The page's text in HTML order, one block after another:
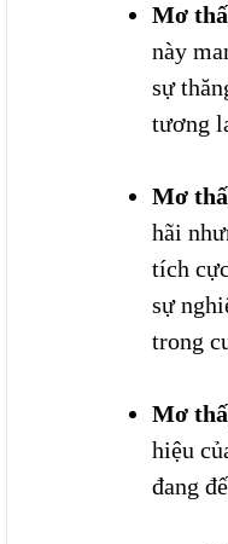
Mơ
này
sự
tương
Mơ
hãi
tích
sự
trong
Mơ
hiệu
đang